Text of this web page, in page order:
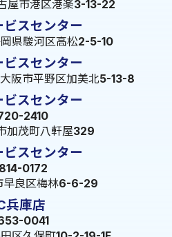
屋市港区港楽3-13-22
スセンター
県駿河区高松2-5-10
ビスセンター
阪市平野区加美北5-13-8
スセンター
2410
加茂町八軒屋329
スセンター
0172
早良区梅林6-6-29
兵庫店
0041